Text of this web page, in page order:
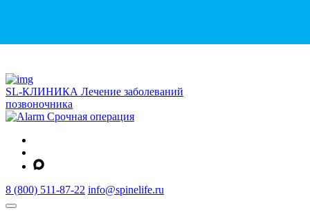
SL-КЛИНИКА Лечение заболеваний
позвоночника
Срочная операция
8 (800) 511-87-22 info@spinelife.ru